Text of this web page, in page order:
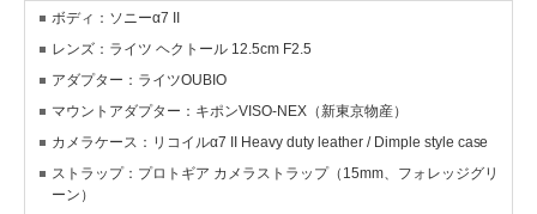
ボディ：ソニーα7 II
レンズ：ライツ ヘクトール 12.5cm F2.5
アダプター：ライツOUBIO
マウントアダプター：キポンVISO-NEX（新東京物産）
カメラケース：リコイルα7 II Heavy duty leather / Dimple style case
ストラップ：プロトギア カメラストラップ（15mm、フォレッジグリ
ーン）